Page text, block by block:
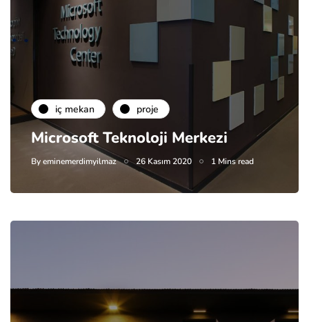
i̇ç mekan proje
Microsoft Teknoloji Merkezi
Byeminemerdimyilmaz 26 Kasım 2020 1 Mins read